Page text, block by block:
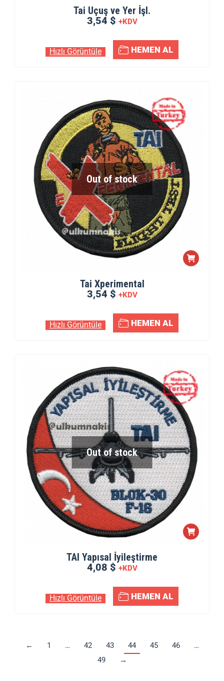
Tai Uçuş ve Yer İşl.
3,54 $ +KDV
Hızlı Görüntüle HEMEN AL
Out of stock
Tai Xperimental
3,54 $ +KDV
Hızlı Görüntüle HEMEN AL
Out of stock
TAI Yapısal İyileştirme
4,08 $ +KDV
Hızlı Görüntüle HEMEN AL
← 1 … 42 43 44 45 46
…
49
→